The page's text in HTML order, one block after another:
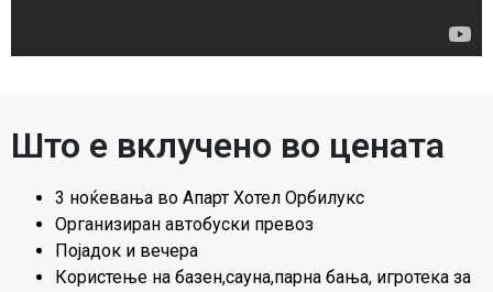
Што е вклучено во цената
3 ноќевања во Апарт Хотел Орбилукс
Организиран автобуски превоз
Појадок и вечера
Користење на базен,сауна,парна бања, игротека за